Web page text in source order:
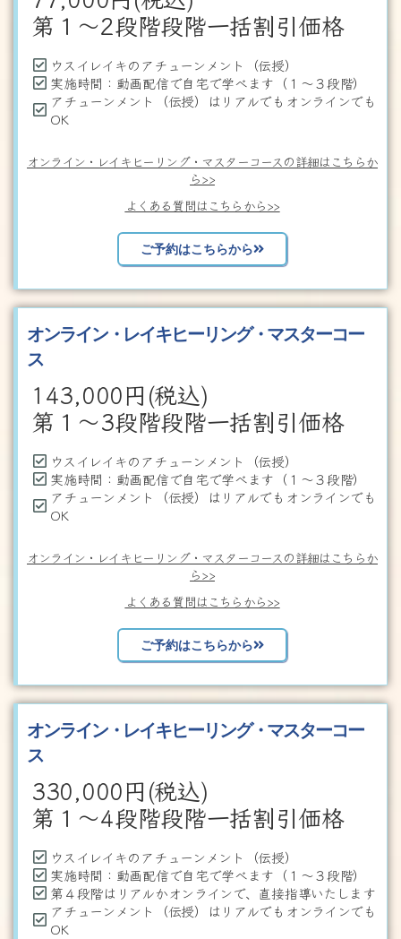
第１～2段階段階一括割引価格
ウスイレイキのアチューンメント（伝授）
実施時間：動画配信で自宅で学べます（１～３段階）
アチューンメント（伝授）はリアルでもオンラインでも
OK
オンライン・レイキヒーリング・マスターコースの詳細はこちらか
ら>>
よくある質問はこちらから>>
ご予約はこちらから
オンライン・レイキヒーリング・マスターコー
ス
143,000円(税込)
第１～3段階段階一括割引価格
ウスイレイキのアチューンメント（伝授）
実施時間：動画配信で自宅で学べます（１～３段階）
アチューンメント（伝授）はリアルでもオンラインでも
OK
オンライン・レイキヒーリング・マスターコースの詳細はこちらか
ら>>
よくある質問はこちらから>>
ご予約はこちらから
オンライン・レイキヒーリング・マスターコー
ス
330,000円(税込)
第１～4段階段階一括割引価格
ウスイレイキのアチューンメント（伝授）
実施時間：動画配信で自宅で学べます（１～３段階）
第４段階はリアルかオンラインで、直接指導いたします
アチューンメント（伝授）はリアルでもオンラインでも
OK